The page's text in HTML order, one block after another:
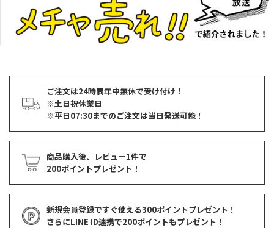
ご注文は24時間年中無休で受け付け！
※土日祝休業日
※平日07:30までのご注文は当日発送可能！
商品購入後、レビュー1件で
200ポイントプレゼント！
新規会員登録ですぐ使える300ポイントプレゼント！
さらにLINE ID連携で200ポイントもプレゼント！